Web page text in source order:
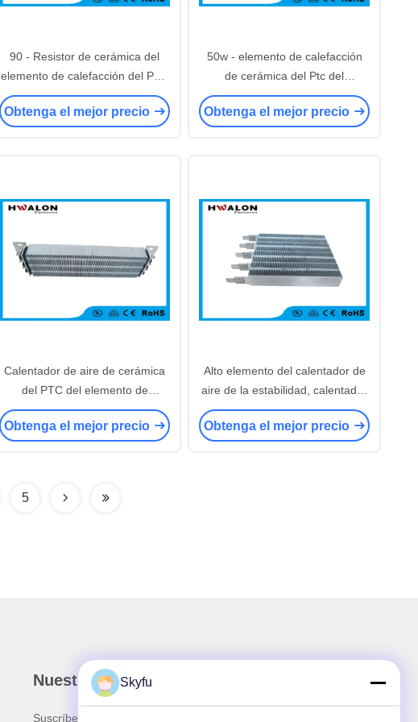
90 - Resistor de cerámica del
elemento de calefacción del PTC
del calentador de aire de 255 C
para el aire acondicionado
Obtenga el mejor precio
50w - elemento de calefacción
de cerámica del Ptc del
calentador de aire 3000w para el
calentador de fan del secador de
Obtenga el mejor precio
Calentador de aire de cerámica
del PTC del elemento de
calefacción 3KW 110V 220V
420V para el deshumidificador
Obtenga el mejor precio
Alto elemento del calentador de
aire de la estabilidad, calentador
de cerámica del resistor del PTC
para la cortina de aire
Obtenga el mejor precio
5
Nuestro boletín
Suscríbete a nuestro boletín para obtener descuentos y
Skyfu